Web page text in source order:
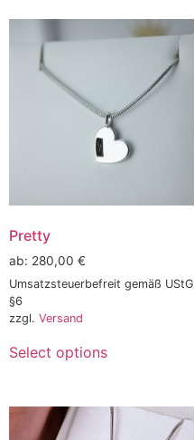
Pretty
ab: 280,00 €
Umsatzsteuerbefreit gemäß UStG
§6
zzgl. Versand
Select options